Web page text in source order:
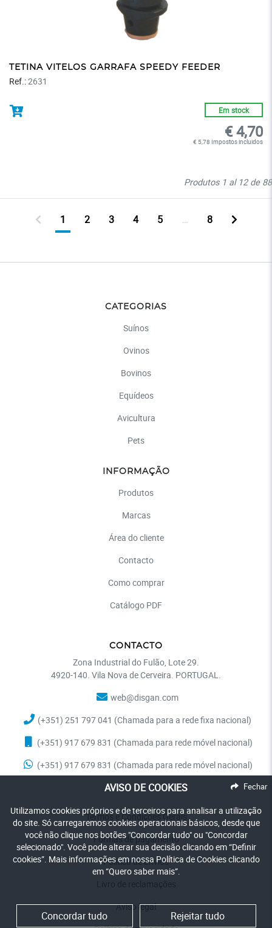
TETINA VITELOS GARRAFA SPEEDY FEEDER
Ref.:2631
Em stock
€ 4,70
€ 5,78 Impostos incluidos
Produtos 1 al 12 de 88
1 2 3 4 5 … 8
CATEGORIAS
Suínos
Ovinos
Bovinos
Equídeos
Avicultura
Pets
INFORMAÇÃO
Produtos
Marcas
Área do cliente
Contacto
Como comprar
Catálogo PDF
CONTACTO
Zona Industrial do Fulão, Lote 29.
4920-140. Vila Nova de Cerveira. PORTUGAL.
web@disgan.com
(+351) 251 797 041 (Chamada para a rede fixa nacional)
(+351) 917 679 831 (Chamada para rede móvel nacional)
(+351) 917 679 831 (Chamada para rede móvel nacional)
Termos e Condições Gerais
Formas de pagamento
Política de Envios
Aviso legal
AVISO DE COOKIES
Utilizamos cookies próprios e de terceiros para analisar a utilização
do site. Só carregaremos cookies operacionais básicos, desde que
você não clique nos botões "Concordar tudo" ou "Concordar
selecionado". Você pode alterar sua decisão clicando em “Definir
cookies”. Mais informações em nossa Política de Cookies clicando
em “Quero saber mais”.
Concordar tudo Rejeitar tudo
Fechar